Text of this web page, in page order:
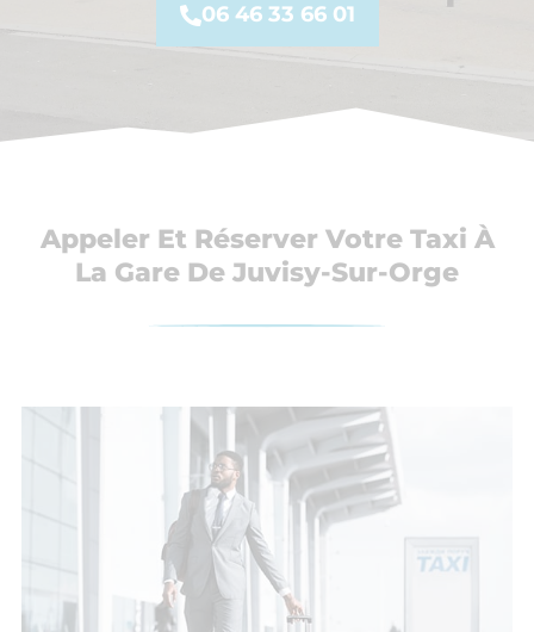
06 46 33 66 01
Appeler Et Réserver Votre Taxi À
La Gare De Juvisy-Sur-Orge